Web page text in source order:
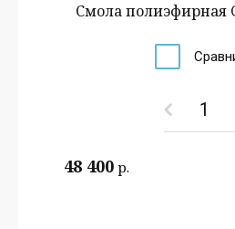
Смола полиэфирная
48 400 р.